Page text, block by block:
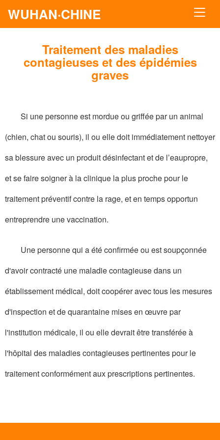
WUHAN·CHINE
Traitement des maladies
contagieuses et des épidémies
graves
Si une personne est mordue ou griffée par un animal
(chien, chat ou souris), il ou elle doit immédiatement nettoyer
sa blessure avec un produit désinfectant et de l’eaupropre,
et se faire soigner à la clinique la plus proche pour le
traitement préventif contre la rage, et en temps opportun
entreprendre une vaccination.
Une personne qui a été confirmée ou est soupçonnée
d'avoir contracté une maladie contagieuse dans un
établissement médical, doit coopérer avec tous les mesures
d'inspection et de quarantaine mises en œuvre par
l'institution médicale, il ou elle devrait être transférée à
l'hôpital des maladies contagieuses pertinentes pour le
traitement conformément aux prescriptions pertinentes.